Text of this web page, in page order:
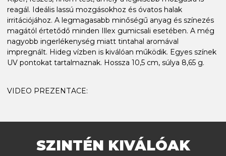
reagál. Ideális lassú mozgásokhoz és óvatos halak
irritációjához. A legmagasabb minőségű anyag és színezés
magától értetődő minden Illex gumicsali esetében. A még
nagyobb ingerlékenység miatt tintahal aromával
impregnált. Hideg vízben is kiválóan működik. Egyes színek
UV pontokat tartalmaznak. Hossza 10,5 cm, súlya 8,65 g.
VIDEO PREZENTACE:
SZINTÉN KIVÁLÓAK